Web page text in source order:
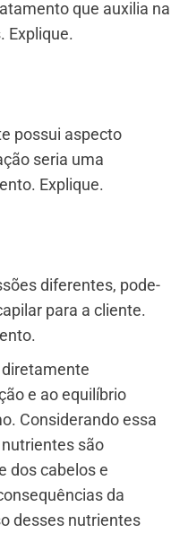
que auxilia na
Explique.
possui aspecto
seria uma
Explique.
diferentes, pode-
para a cliente.
e ao equilíbrio
Considerando essa
são
dos cabelos e
da
desses nutrientes